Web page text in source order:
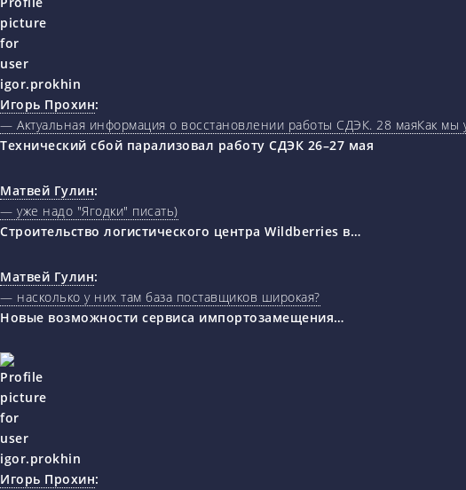
Игорь Прохин:
— Актуальная информация о восстановлении работы СДЭК. 28 маяКак
Технический сбой парализовал работу СДЭК 26–27 мая
Матвей Гулин:
— уже надо "Ягодки" писать)
Строительство логистического центра Wildberries в…
Матвей Гулин:
— насколько у них там база поставщиков широкая?
Новые возможности сервиса импортозамещения…
Игорь Прохин: